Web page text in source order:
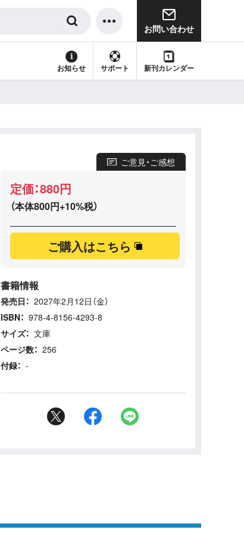
お問い合わせ
お知らせ サポート 新刊カレンダー
ご意見・ご感想
定価：880円
（本体800円+10%税）
ご購入はこちら
書籍情報
発売日： 2027年2月12日（金）
ISBN： 978-4-8156-4293-8
サイズ： 文庫
ページ数： 256
付録： -